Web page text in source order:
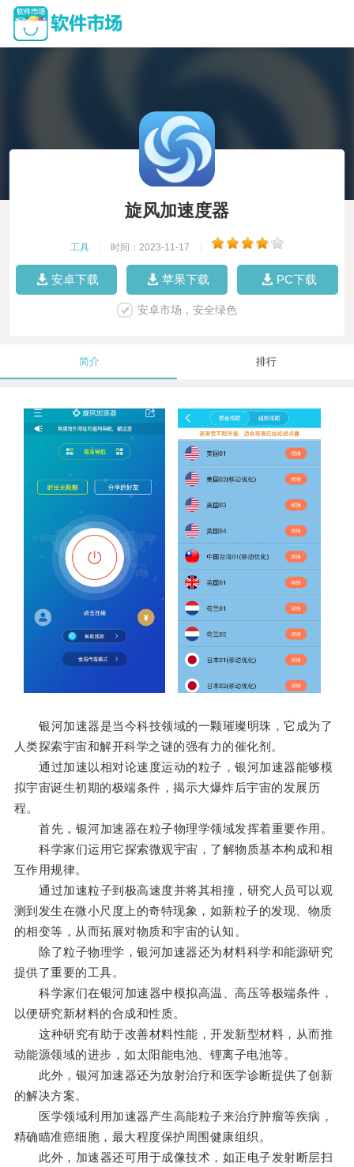
旋风加速度器
工具 时间：2023-11-17
安卓下载 苹果下载 PC下载
安卓市场，安全绿色
简介 排行
银河加速器是当今科技领域的一颗璀璨明珠，它成为了
人类探索宇宙和解开科学之谜的强有力的催化剂。
通过加速以相对论速度运动的粒子，银河加速器能够模
拟宇宙诞生初期的极端条件，揭示大爆炸后宇宙的发展历
程。
首先，银河加速器在粒子物理学领域发挥着重要作用。
科学家们运用它探索微观宇宙，了解物质基本构成和相
互作用规律。
通过加速粒子到极高速度并将其相撞，研究人员可以观
测到发生在微小尺度上的奇特现象，如新粒子的发现、物质
的相变等，从而拓展对物质和宇宙的认知。
除了粒子物理学，银河加速器还为材料科学和能源研究
提供了重要的工具。
科学家们在银河加速器中模拟高温、高压等极端条件，
以便研究新材料的合成和性质。
这种研究有助于改善材料性能，开发新型材料，从而推
动能源领域的进步，如太阳能电池、锂离子电池等。
此外，银河加速器还为放射治疗和医学诊断提供了创新
的解决方案。
医学领域利用加速器产生高能粒子来治疗肿瘤等疾病，
精确瞄准癌细胞，最大程度保护周围健康组织。
此外，加速器还可用于成像技术，如正电子发射断层扫